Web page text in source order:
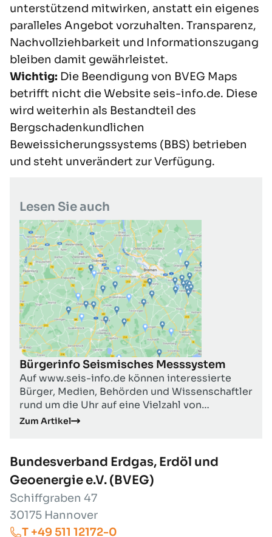
unterstützend mitwirken, anstatt ein eigenes
paralleles Angebot vorzuhalten. Transparenz,
Nachvollziehbarkeit und Informationszugang
bleiben damit gewährleistet.
Wichtig: Die Beendigung von BVEG Maps
betrifft nicht die Website seis-info.de. Diese
wird weiterhin als Bestandteil des
Bergschadenkundlichen
Beweissicherungssystems (BBS) betrieben
und steht unverändert zur Verfügung.
Lesen Sie auch
Bürgerinfo Seismisches Messsystem
Auf www.seis-info.de können interessierte
Bürger, Medien, Behörden und Wissenschaftler
rund um die Uhr auf eine Vielzahl von
Informationen und seismologischen Daten aus
Zum Artikel
Bundesverband Erdgas, Erdöl und
Geoenergie e.V. (BVEG)
Schiffgraben 47
30175 Hannover
T +49 511 12172-0